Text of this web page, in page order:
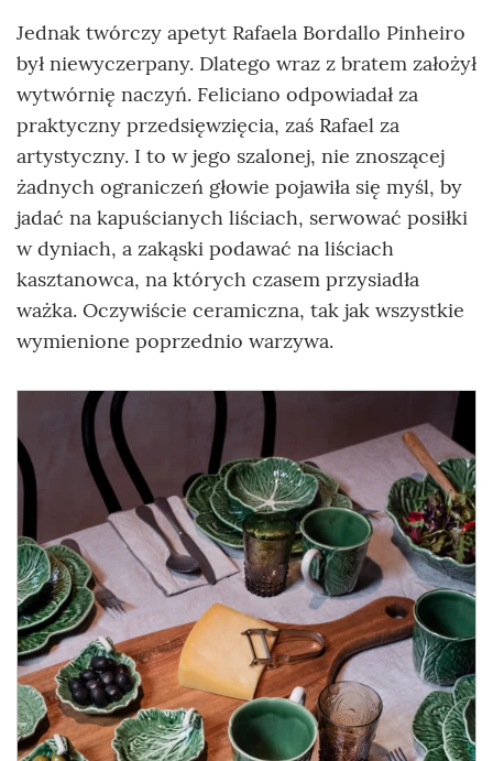
Jednak twórczy apetyt Rafaela Bordallo Pinheiro
był niewyczerpany. Dlatego wraz z bratem założył
wytwórnię naczyń. Feliciano odpowiadał za
praktyczny przedsięwzięcia, zaś Rafael za
artystyczny. I to w jego szalonej, nie znoszącej
żadnych ograniczeń głowie pojawiła się myśl, by
jadać na kapuścianych liściach, serwować posiłki
w dyniach, a zakąski podawać na liściach
kasztanowca, na których czasem przysiadła
ważka. Oczywiście ceramiczna, tak jak wszystkie
wymienione poprzednio warzywa.